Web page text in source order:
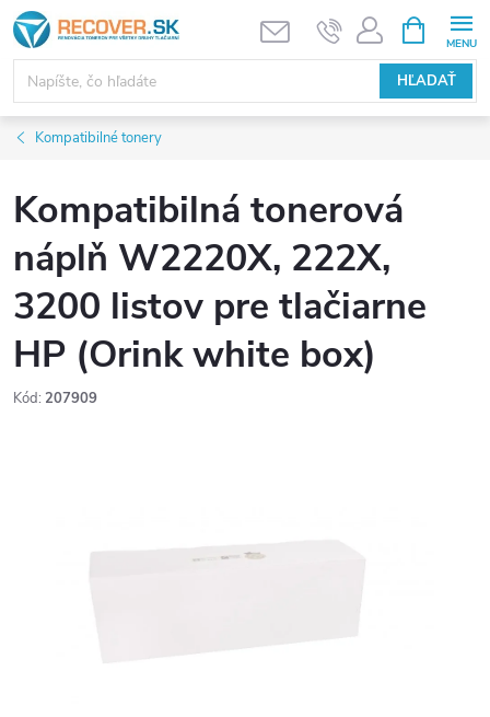
Prejsť
na
obsah
HĽADAŤ
KOŠÍK
Kompatibilné tonery
Kompatibilná tonerová
náplň W2220X, 222X,
3200 listov pre tlačiarne
HP (Orink white box)
Kód: 207909